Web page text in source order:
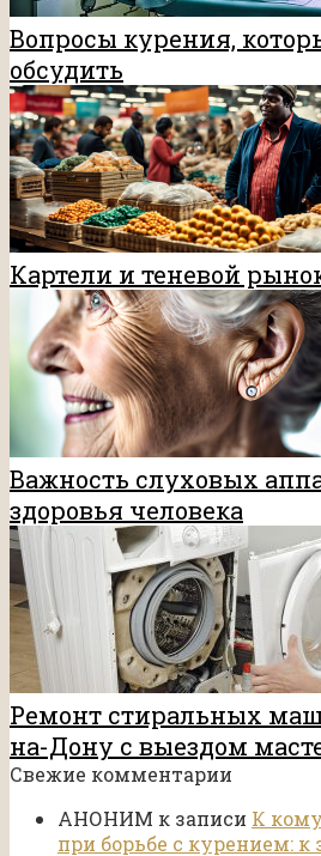
Вопросы курения,
обсудить
Картели и теневой
Важность слуховых
здоровья человека
Ремонт стиральных
на-Дону с выездом
Свежие комментарии
АНОНИМ к записи К
при борьбе с курением: